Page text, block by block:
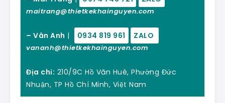
maitrang@thietkekhainguyen.com
– Vân Anh | 0934 819 961 ZALO
vananh@thietkekhainguyen.com
Địa chỉ: 210/9C Hồ Văn Huê, Phường Đức
Nhuận, TP Hồ Chí Minh, Việt Nam